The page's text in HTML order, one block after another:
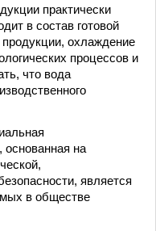
практически
в состав готовой
продукции, охлаждение
процессов и
что вода
основанная на
является
в обществе